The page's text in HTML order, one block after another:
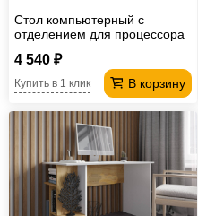
Стол компьютерный с
отделением для процессора
4 540 ₽
В корзину
Купить в 1 клик